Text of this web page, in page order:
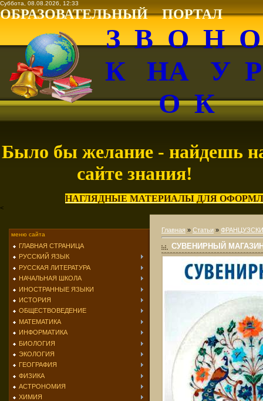
Суббота, 08.08.2026, 12:33
ОБРАЗОВАТЕЛЬНЫЙ ПОРТАЛ
З В О Н
К НА У
О К
Было бы желание - найдешь
сайте знания!
НАГЛЯДНЫЕ МАТЕРИАЛЫ ДЛЯ
<
меню сайта
ГЛАВНАЯ СТРАНИЦА
РУССКИЙ ЯЗЫК
РУССКАЯ ЛИТЕРАТУРА
НАЧАЛЬНАЯ ШКОЛА
ИНОСТРАННЫЕ ЯЗЫКИ
ИСТОРИЯ
ОБЩЕСТВОВЕДЕНИЕ
МАТЕМАТИКА
ИНФОРМАТИКА
БИОЛОГИЯ
ЭКОЛОГИЯ
ГЕОГРАФИЯ
ФИЗИКА
АСТРОНОМИЯ
ХИМИЯ
Главная » Статьи »
СУВЕНИРНЫЙ